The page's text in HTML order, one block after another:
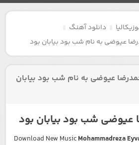
دانلود آهنگ
عیوضی به نام شب بود بیابان بود
عیوضی به نام شب بود بیابان
شب بود بیابان بود
Download New MusicMohammadreza